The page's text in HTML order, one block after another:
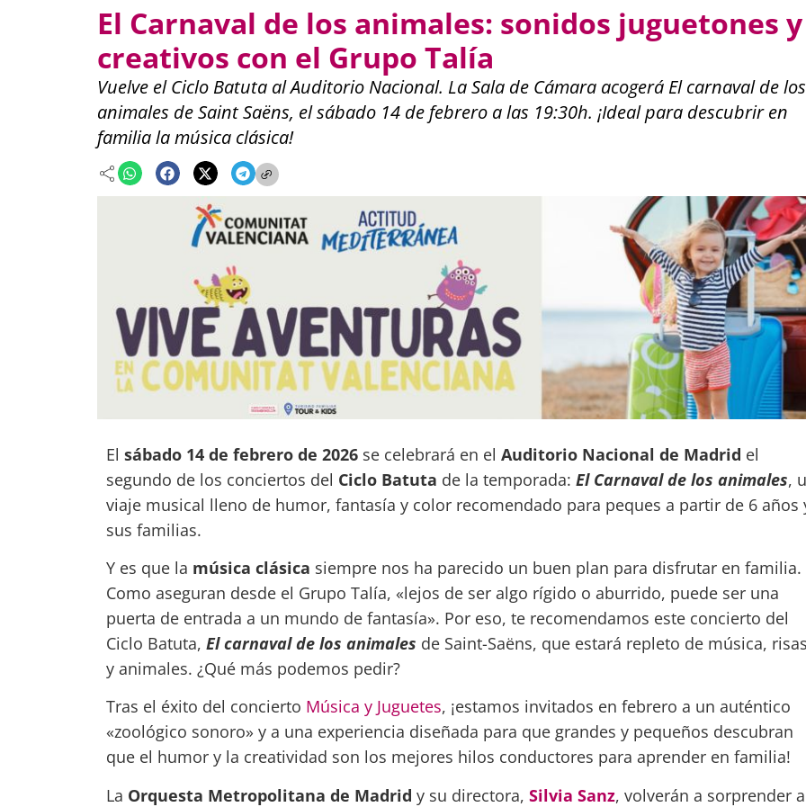
El Carnaval de los animales: sonidos juguetones y
creativos con el Grupo Talía
Vuelve el Ciclo Batuta al Auditorio Nacional. La Sala de Cámara acogerá El carnaval de los
animales de Saint Saëns, el sábado 14 de febrero a las 19:30h. ¡Ideal para descubrir en
familia la música clásica!
El sábado 14 de febrero de 2026se celebrará en el Auditorio Nacional de Madrid el
segundo de los conciertos del Ciclo Batuta de la temporada: El Carnaval de los animales,
viaje musical lleno de humor, fantasía y color recomendado para peques a partir de 6 años
sus familias.
Y es que la música clásica siempre nos ha parecido un buen plan para disfrutar en familia.
Como aseguran desde el Grupo Talía, «lejos de ser algo rígido o aburrido, puede ser una
puerta de entrada a un mundo de fantasía». Por eso, te recomendamos este concierto del
Ciclo Batuta, El carnaval de los animales de Saint-Saëns, que estará repleto de música,
y animales. ¿Qué más podemos pedir?
Tras el éxito del concierto Música y Juguetes, ¡estamos invitados en febrero a un auténtico
«zoológico sonoro» y a una experiencia diseñada para que grandes y pequeños descubran
que el humor y la creatividad son los mejores hilos conductores para aprender en familia!
La Orquesta Metropolitana de Madrid y su directora, Silvia Sanz, volverán a sorprender